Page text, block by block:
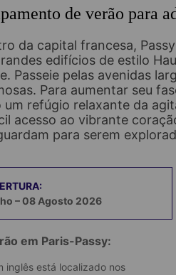
de verão para
da capital francesa,
edifícios de estilo
Passeie pelas avenidas
Para aumentar seu
refúgio relaxante da
acesso ao vibrante
para serem
– 08 Agosto 2026
em Paris-Passy:
inglês está localizado nos